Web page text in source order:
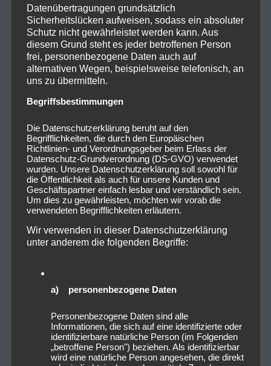
Datenübertragungen grundsätzlich
Sicherheitslücken aufweisen, sodass ein absoluter
Schutz nicht gewährleistet werden kann. Aus
diesem Grund steht es jeder betroffenen Person
frei, personenbezogene Daten auch auf
alternativen Wegen, beispielsweise telefonisch, an
uns zu übermitteln.
Begriffsbestimmungen
Die Datenschutzerklärung beruht auf den
Begrifflichkeiten, die durch den Europäischen
Richtlinien- und Verordnungsgeber beim Erlass der
Datenschutz-Grundverordnung (DS-GVO) verwendet
wurden. Unsere Datenschutzerklärung soll sowohl für
die Öffentlichkeit als auch für unsere Kunden und
Geschäftspartner einfach lesbar und verständlich sein.
Um dies zu gewährleisten, möchten wir vorab die
verwendeten Begrifflichkeiten erläutern.
Wir verwenden in dieser Datenschutzerklärung
unter anderem die folgenden Begriffe:
a) personenbezogene Daten
Personenbezogene Daten sind alle
Informationen, die sich auf eine identifizierte oder
identifizierbare natürliche Person (im Folgenden
„betroffene Person") beziehen. Als identifizierbar
wird eine natürliche Person angesehen, die direkt